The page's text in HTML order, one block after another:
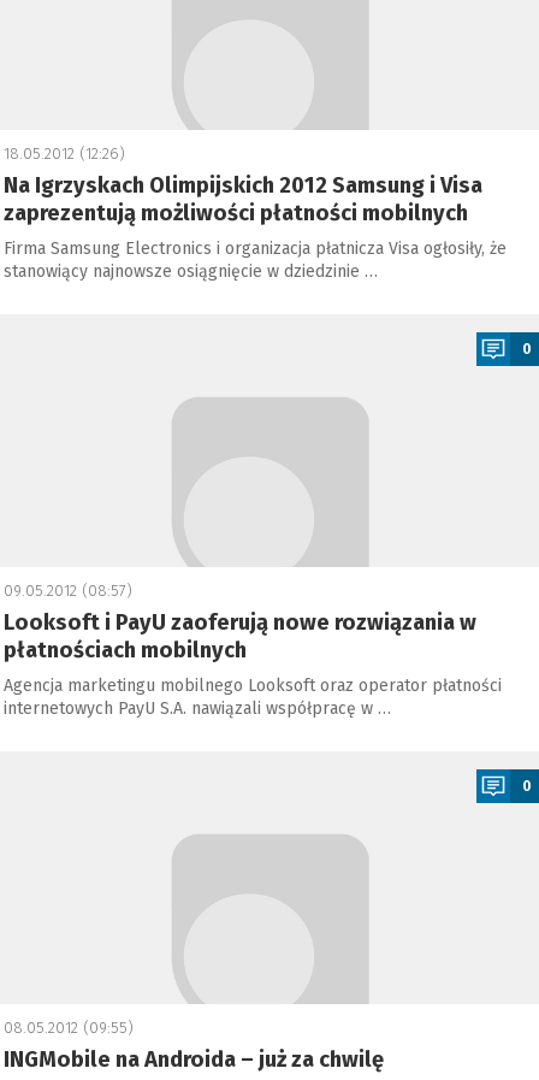
18.05.2012 (12:26)
Na Igrzyskach Olimpijskich 2012 Samsung i Visa
zaprezentują możliwości płatności mobilnych
Firma Samsung Electronics i organizacja płatnicza Visa ogłosiły, że
stanowiący najnowsze osiągnięcie w dziedzinie …
0
09.05.2012 (08:57)
Looksoft i PayU zaoferują nowe rozwiązania w
płatnościach mobilnych
Agencja marketingu mobilnego Looksoft oraz operator płatności
internetowych PayU S.A. nawiązali współpracę w …
0
08.05.2012 (09:55)
INGMobile na Androida – już za chwilę